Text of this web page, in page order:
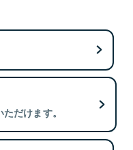
だけます。